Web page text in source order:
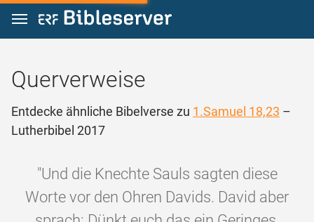
Zum Inhalt springen
Querverweise
Entdecke ähnliche Bibelverse zu 1.Samuel 18,23 –
Lutherbibel 2017
"Und die Knechte Sauls sagten diese
Worte vor den Ohren Davids. David aber